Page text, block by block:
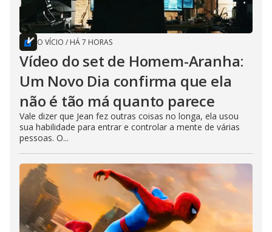
O VÍCIO / HÁ 7 HORAS
Vídeo do set de Homem-Aranha:
Um Novo Dia confirma que ela
não é tão má quanto parece
Vale dizer que Jean fez outras coisas no longa, ela usou
sua habilidade para entrar e controlar a mente de várias
pessoas. O...